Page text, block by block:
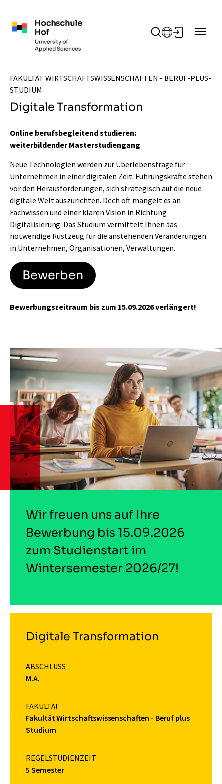
FAKULTÄT WIRTSCHAFTSWISSENSCHAFTEN - BERUF-PLUS-
STUDIUM
Digitale Transformation
Online berufsbegleitend studieren:
weiterbildender Masterstudiengang
Neue Technologien werden zur Überlebensfrage für
Unternehmen in einer digitalen Zeit. Führungskräfte stehen
vor den Herausforderungen, sich strategisch auf die neue
digitale Welt auszurichten. Doch oft mangelt es an
Fachwissen und einer klaren Vision in Richtung
Digitalisierung. Das Studium vermittelt Ihnen das
notwendige Rüstzeug für die anstehenden Veränderungen
in Unternehmen, Organisationen, Verwaltungen.
Bewerben
Bewerbungszeitraum bis zum 15.09.2026 verlängert!
Wir freuen uns auf Ihre
Bewerbung bis 15.09.2026
zum Studienstart im
Wintersemester 2026/27!
Digitale Transformation
ABSCHLUSS
M.A.
FAKULTÄT
Fakultät Wirtschaftswissenschaften - Beruf plus
Studium
REGELSTUDIENZEIT
5 Semester